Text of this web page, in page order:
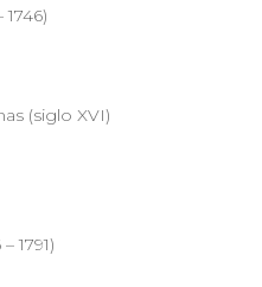
(siglo XVI)
1791)